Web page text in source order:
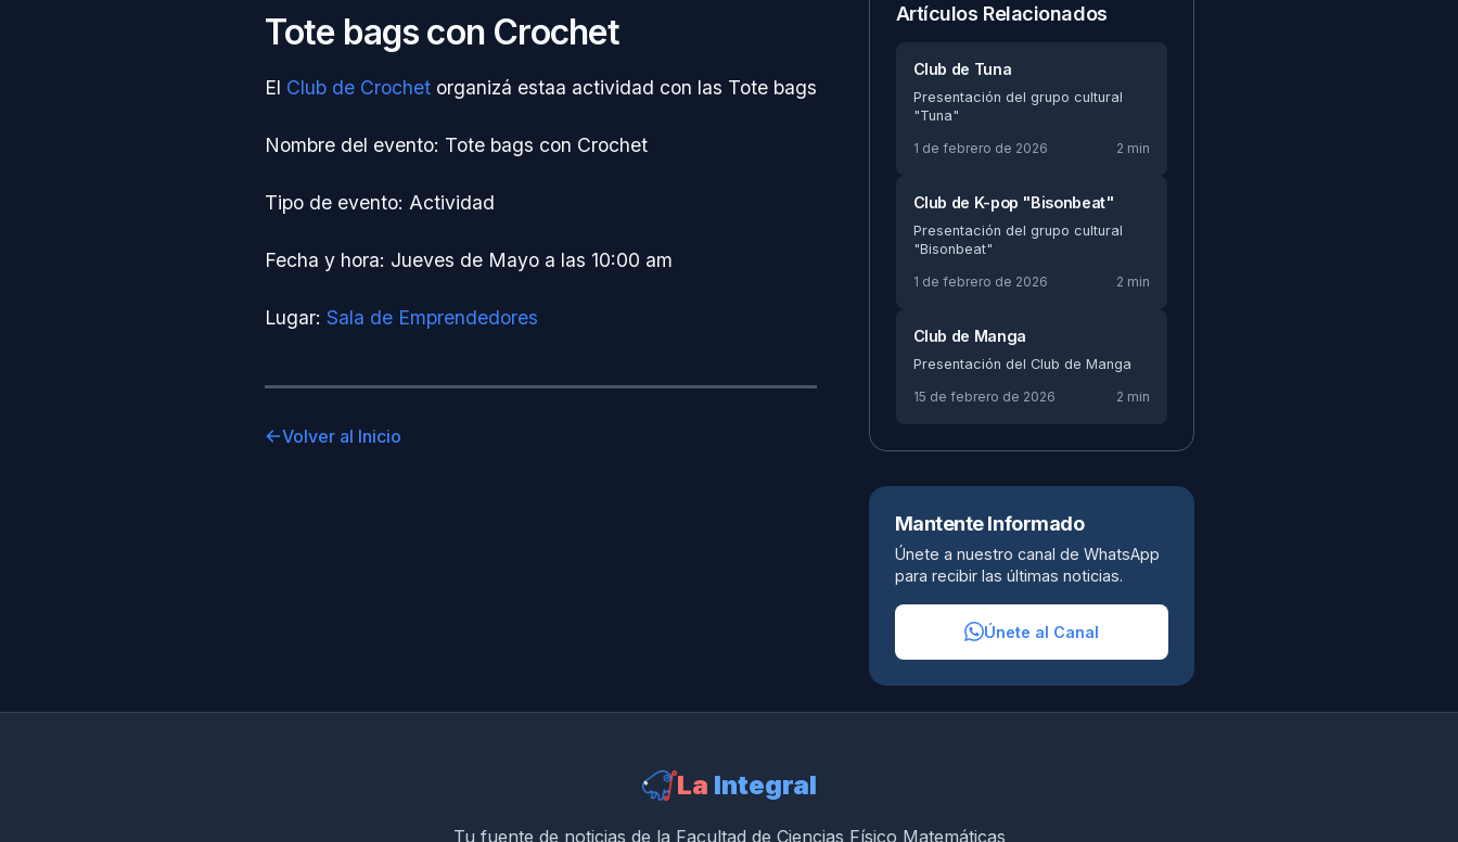
Tote bags con Crochet
El Club de Crochetorganizá estaa actividad con las Tote bags
Nombre del evento: Tote bags con Crochet
Tipo de evento: Actividad
Fecha y hora: Jueves de Mayo a las 10:00 am
Lugar: Sala de Emprendedores
Volver al Inicio
Artículos Relacionados
Club de Tuna
Presentación del grupo cultural
"Tuna"
1 de febrero de 2026
2 min
Club de K-pop "Bisonbeat"
Presentación del grupo cultural
"Bisonbeat"
1 de febrero de 2026
2 min
Club de Manga
Presentación del Club de Manga
15 de febrero de 2026
2 min
Mantente Informado
Únete a nuestro canal de WhatsApp
para recibir las últimas noticias.
Únete al Canal
La Integral
Tu fuente de noticias de la Facultad de Ciencias Físico Matemáticas